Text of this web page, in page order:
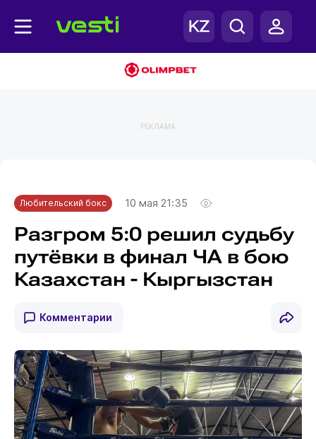
РЕКЛАМА
Любительский бокс 10 мая 21:35
Разгром 5:0 решил судьбу
путёвки в финал ЧА в бою
Казахстан - Кыргызстан
Комментарии